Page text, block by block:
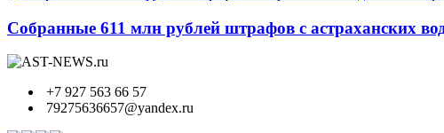
Собранные 611 млн рублей штрафов с астраханских
+7 927 563 66 57
79275636657@yandex.ru